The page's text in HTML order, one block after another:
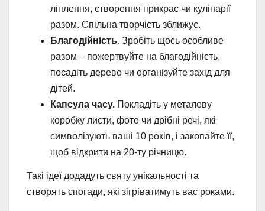
ліплення, створення прикрас чи кулінарії
разом. Спільна творчість зближує.
Благодійність. Зробіть щось особливе
разом – пожертвуйте на благодійність,
посадіть дерево чи організуйте захід для
дітей.
Капсула часу. Покладіть у металеву
коробку листи, фото чи дрібні речі, які
символізують ваші 10 років, і закопайте її,
щоб відкрити на 20-ту річницю.
Такі ідеї додадуть святу унікальності та
створять спогади, які зігріватимуть вас роками.